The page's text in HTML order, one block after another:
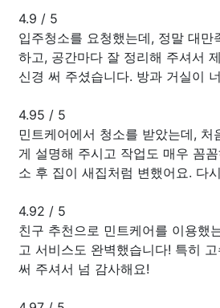
4.9 / 5
입주청소를 요청했는데, 정말 대만
하고, 공간마다 잘 정리해 주셔서
신경 써 주셨습니다. 방과 거실이
4.95 / 5
민트케어에서 청소를 받았는데, 처
게 설명해 주시고 작업도 매우 꼼
소 후 집이 새집처럼 변했어요. 다
4.92 / 5
친구 추천으로 민트케어를 이용했
고 서비스도 완벽했습니다! 특히
써 주셔서 넘 감사해요!